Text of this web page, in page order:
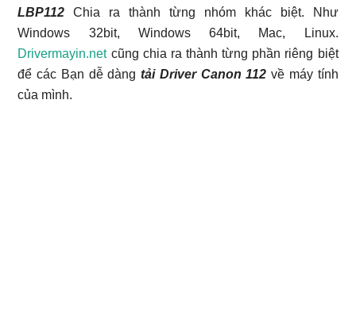
LBP112 Chia ra thành từng nhóm khác biệt. Như
Windows 32bit, Windows 64bit, Mac, Linux.
Drivermayin.netcũng chia ra thành từng phần riêng biệt
để các Bạn dễ dàngtải Driver Canon 112 về máy tính
của mình.